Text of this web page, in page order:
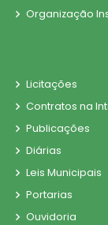
Organização
Licitações
Contratos na
Publicações
Diárias
Leis Municipais
Portarias
Ouvidoria